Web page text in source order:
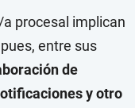
procesal implican
entre sus
de
y otro